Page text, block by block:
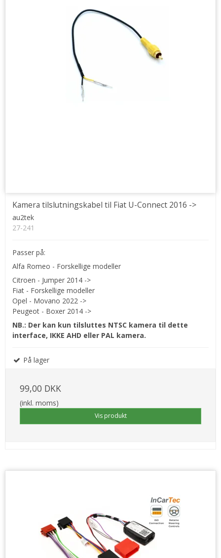
Kamera tilslutningskabel til Fiat U-Connect 2016 ->
au2tek
27-241
Passer på:
Alfa Romeo - Forskellige modeller
Citroen - Jumper 2014 ->
Fiat - Forskellige modeller
Opel - Movano 2022 ->
Peugeot - Boxer 2014 ->
NB.: Der kan kun tilsluttes NTSC kamera til dette
interface, IKKE AHD eller PAL kamera.
På lager
99,00 DKK
(inkl. moms)
Vis produkt